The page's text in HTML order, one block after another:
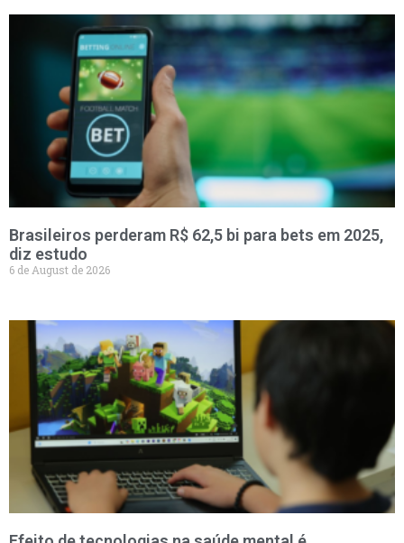
Brasileiros perderam R$ 62,5 bi para bets em 2025,
diz estudo
6 de August de 2026